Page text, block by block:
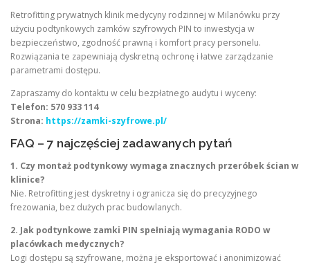
Retrofitting prywatnych klinik medycyny rodzinnej w Milanówku przy
użyciu podtynkowych zamków szyfrowych PIN to inwestycja w
bezpieczeństwo, zgodność prawną i komfort pracy personelu.
Rozwiązania te zapewniają dyskretną ochronę i łatwe zarządzanie
parametrami dostępu.
Zapraszamy do kontaktu w celu bezpłatnego audytu i wyceny:
Telefon: 570 933 114
Strona: https://zamki-szyfrowe.pl/
FAQ – 7 najczęściej zadawanych pytań
1. Czy montaż podtynkowy wymaga znacznych przeróbek ścian w
klinice?
Nie. Retrofitting jest dyskretny i ogranicza się do precyzyjnego
frezowania, bez dużych prac budowlanych.
2. Jak podtynkowe zamki PIN spełniają wymagania RODO w
placówkach medycznych?
Logi dostępu są szyfrowane, można je eksportować i anonimizować